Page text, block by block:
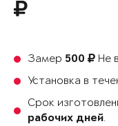
Замер 500
Не
Установка в
Срок
рабочих дней.